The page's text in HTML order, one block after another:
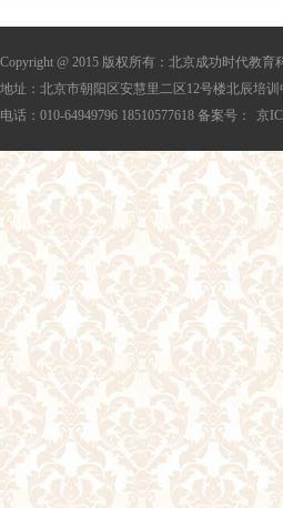
Copyright @ 2015 版权所有：北京成功时代教育
地址：北京市朝阳区安慧里二区12号楼北辰培
电话：010-64949796 18510577618 备案号：
京